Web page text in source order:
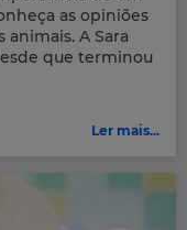
as opiniões
A Sara
que terminou
Ler mais...